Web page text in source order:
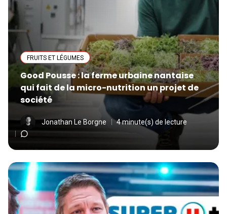
FRUITS ET LÉGUMES
Good Pousse : la ferme urbaine nantaise
qui fait de la micro-nutrition un projet de
société
Jonathan Le Borgne 4 minute(s) de lecture